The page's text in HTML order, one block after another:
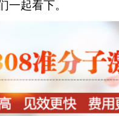
一起看下。